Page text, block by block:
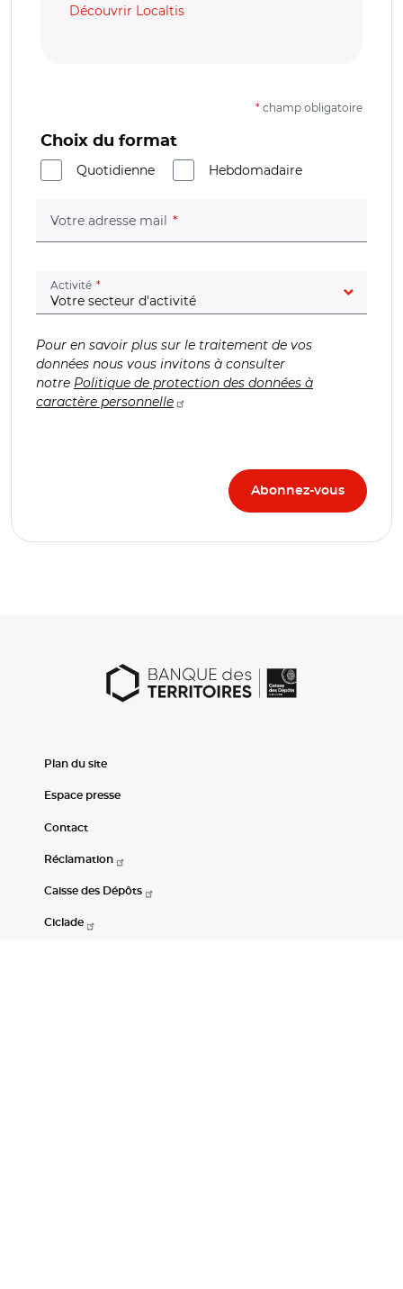
Découvrir Localtis
* champ obligatoire
Choix du format
Quotidienne
Hebdomadaire
Votre adresse mail (champ obligatoire)
Activité (champ obligatoire)
Pour en savoir plus sur le traitement de vos
données nous vous invitons à consulter
notre Politique de protection des données à
caractère personnelle
Plan du site
Espace presse
Contact
Réclamation
Caisse des Dépôts
Ciclade